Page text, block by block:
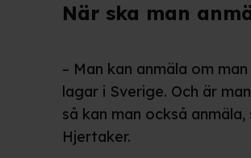
När ska man
– Man kan anmäla om
lagar i Sverige. Och är
så kan man också
Hjertaker.